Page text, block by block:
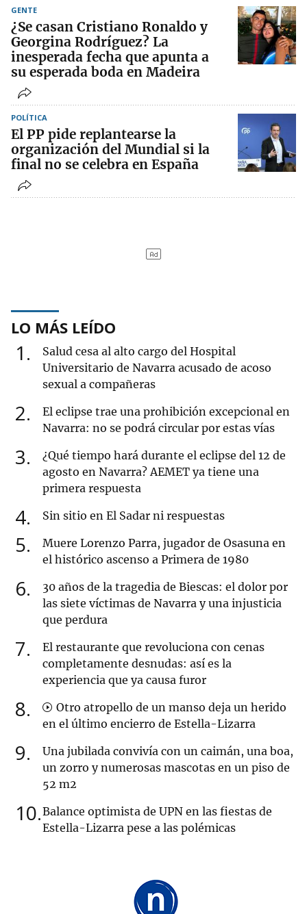
GENTE
¿Se casan Cristiano Ronaldo y
Georgina Rodríguez? La
inesperada fecha que apunta a
su esperada boda en Madeira
POLÍTICA
El PP pide replantearse la
organización del Mundial si la
final no se celebra en España
LO MÁS LEÍDO
1
Salud cesa al alto cargo del Hospital
Universitario de Navarra acusado de acoso
sexual a compañeras
2
El eclipse trae una prohibición excepcional en
Navarra: no se podrá circular por estas vías
3
¿Qué tiempo hará durante el eclipse del 12 de
agosto en Navarra? AEMET ya tiene una
primera respuesta
4 Sin sitio en El Sadar ni respuestas
5
Muere Lorenzo Parra, jugador de Osasuna en
el histórico ascenso a Primera de 1980
6
30 años de la tragedia de Biescas: el dolor por
las siete víctimas de Navarra y una injusticia
que perdura
7
El restaurante que revoluciona con cenas
completamente desnudas: así es la
experiencia que ya causa furor
8
Otro atropello de un manso deja un herido
en el último encierro de Estella-Lizarra
9
Una jubilada convivía con un caimán, una boa,
un zorro y numerosas mascotas en un piso de
52 m2
10 Balance optimista de UPN en las fiestas de
Estella-Lizarra pese a las polémicas